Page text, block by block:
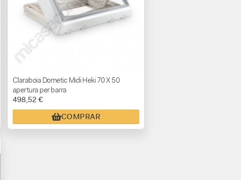
Claraboia Dometic Midi Heki 70 X 50
apertura per barra
498,52 €
COMPRAR